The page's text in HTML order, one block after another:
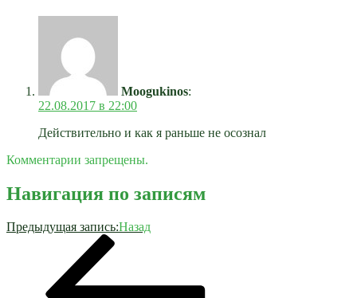
Moogukinos:
22.08.2017 в 22:00
Действительно и как я раньше не осознал
Комментарии запрещены.
Навигация по записям
Предыдущая запись:Назад